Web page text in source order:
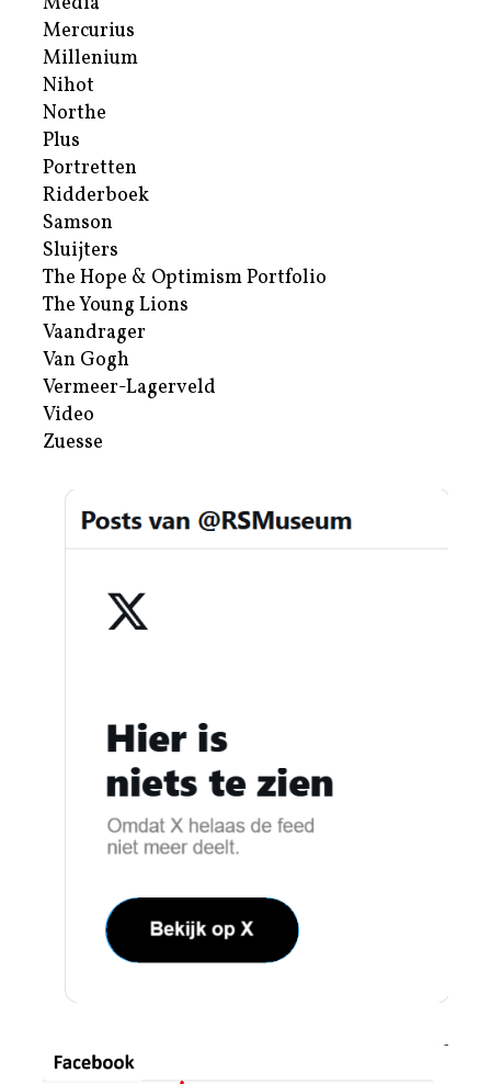
Mercurius
Millenium
Nihot
Northe
Plus
Portretten
Ridderboek
Samson
Sluijters
The Hope & Optimism Portfolio
The Young Lions
Vaandrager
Van Gogh
Vermeer-Lagerveld
Video
Zuesse